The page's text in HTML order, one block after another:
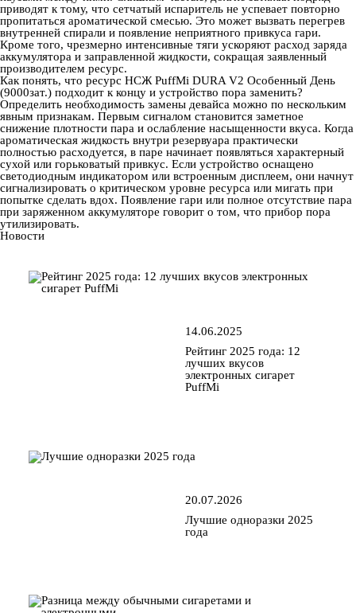
приводят к тому, что сетчатый испаритель не успевает повторно
пропитаться ароматической смесью. Это может вызвать перегрев
внутренней спирали и появление неприятного привкуса гари.
Кроме того, чрезмерно интенсивные тяги ускоряют расход заряда
аккумулятора и заправленной жидкости, сокращая заявленный
производителем ресурс.
Как понять, что ресурс НСЖ PuffMi DURA V2 Особенный День
(9000зат.) подходит к концу и устройство пора заменить?
Определить необходимость замены девайса можно по нескольким
явным признакам. Первым сигналом становится заметное
снижение плотности пара и ослабление насыщенности вкуса. Когда
ароматическая жидкость внутри резервуара практически
полностью расходуется, в паре начинает появляться характерный
сухой или горьковатый привкус. Если устройство оснащено
светодиодным индикатором или встроенным дисплеем, они начнут
сигнализировать о критическом уровне ресурса или мигать при
попытке сделать вдох. Появление гари или полное отсутствие пара
при заряженном аккумуляторе говорит о том, что прибор пора
утилизировать.
Новости
14.06.2025
Рейтинг 2025 года: 12
лучших вкусов
электронных сигарет
PuffMi
20.07.2026
Лучшие одноразки 2025
года